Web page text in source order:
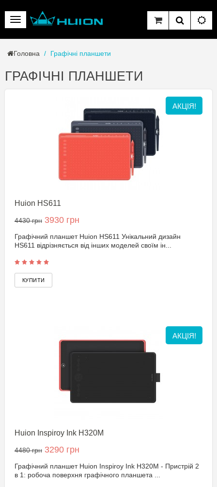
Головна Графічні планшети
ГРАФІЧНІ ПЛАНШЕТИ
АКЦІЯ!
Huion HS611
4430 грн 3930 грн
Графічний планшет Huion HS611 Унікальний дизайн
HS611 відрізняється від інших моделей своїм ін...
АКЦІЯ!
Huion Inspiroy Ink H320M
4480 грн 3290 грн
Графічний планшет Huion Inspiroy Ink H320M - Пристрій 2
в 1: робоча поверхня графічного планшета ...